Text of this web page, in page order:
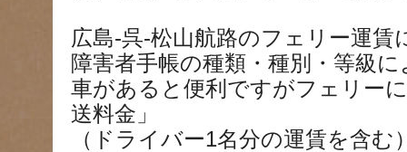
広島-呉-松山航路のフェリー運賃
障害者手帳の種類・種別・等級
車があると便利ですがフェリー
送料金」
（ドライバー1名分の運賃を含